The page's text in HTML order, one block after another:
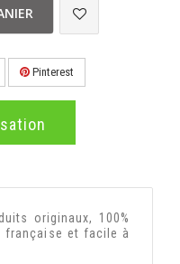
Pinterest
originaux, 100%
française et facile à